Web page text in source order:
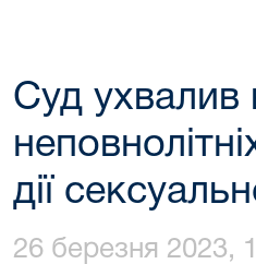
Суд ухвалив
дії
26 березня 2023,